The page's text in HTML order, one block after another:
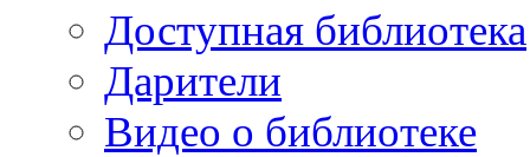
Доступная библиотека
Дарители
Видео о библиотеке